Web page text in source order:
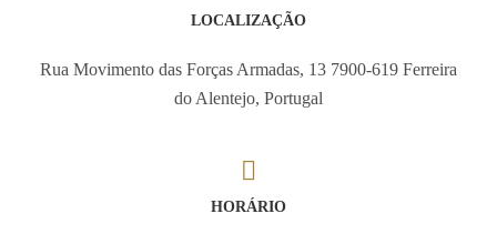
LOCALIZAÇÃO
Rua Movimento das Forças Armadas, 13 7900-619 Ferreira
do Alentejo, Portugal
HORÁRIO